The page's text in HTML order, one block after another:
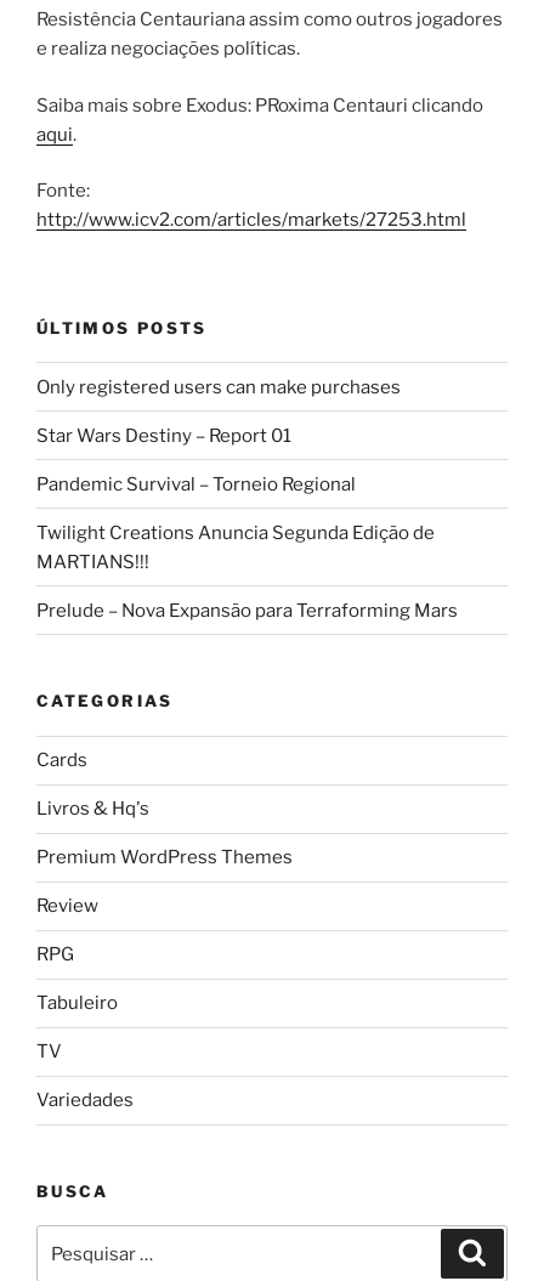
Resistência Centauriana assim como outros jogadores
e realiza negociações políticas.
Saiba mais sobre Exodus: PRoxima Centauri clicando
aqui.
Fonte:
http://www.icv2.com/articles/markets/27253.html
ÚLTIMOS POSTS
Only registered users can make purchases
Star Wars Destiny – Report 01
Pandemic Survival – Torneio Regional
Twilight Creations Anuncia Segunda Edição de
MARTIANS!!!
Prelude – Nova Expansão para Terraforming Mars
CATEGORIAS
Cards
Livros & Hq's
Premium WordPress Themes
Review
RPG
Tabuleiro
TV
Variedades
BUSCA
por: